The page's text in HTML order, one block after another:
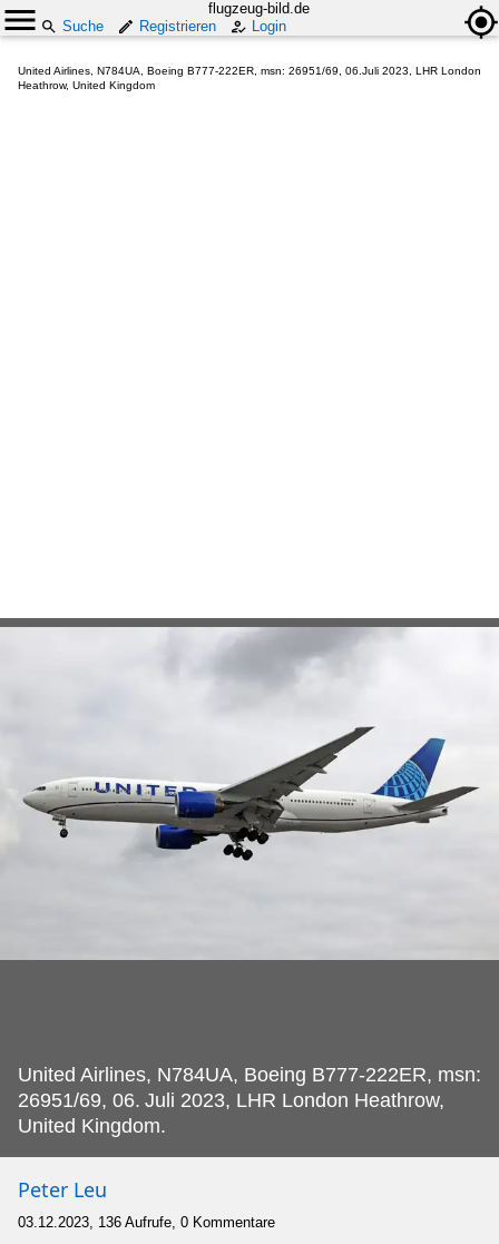
flugzeug-bild.de
Suche
Registrieren Login
United Airlines, N784UA, Boeing B777-222ER, msn: 26951/69, 06.Juli 2023, LHR London
Heathrow, United Kingdom
United Airlines, N784UA, Boeing B777-222ER, msn:
26951/69, 06. Juli 2023, LHR London Heathrow,
United Kingdom.
Peter Leu
03.12.2023, 136 Aufrufe, 0 Kommentare